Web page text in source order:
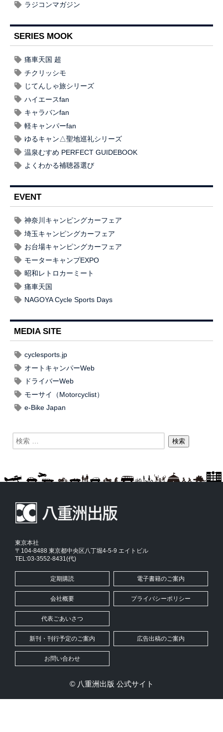
ラジコンマガジン
SERIES MOOK
痛車天国 超
チクリッシモ
じてんしゃ旅シリーズ
ハイエースfan
キャラバンfan
軽キャンパーfan
ゆるキャン△聖地巡礼シリーズ
温泉むすめ PERFECT GUIDEBOOK
よくわかる補聴器選び
EVENT
神奈川キャンピングカーフェア
埼玉キャンピングカーフェア
お台場キャンピングカーフェア
モーターキャンプEXPO
昭和レトロカーミート
痛車天国
NAGOYA Cycle Sports Days
MEDIA SITE
cyclesports.jp
オートキャンパーWeb
ドライバーWeb
モーサイ（Motorcyclist）
e-Bike Japan
東京本社
〒104-8488 東京都中央区八丁堀4-5-9 エイトビル
TEL:03-3552-8431(代)
定期購読 電子書籍のご案内
会社概要 プライバシーポリシー
代表ごあいさつ
新刊・刊行予定のご案内 広告出稿のご案内
お問い合わせ
© 八重洲出版 公式サイト